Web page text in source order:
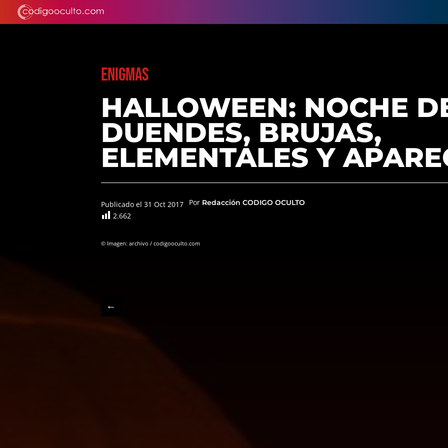
ENIGMAS
HALLOWEEN: NOCHE
DUENDES, BRUJAS,
ELEMENTALES Y
Publicado el 31 Oct 2017 Por Redacción CODIGO OCULTO
2.662
© Imagen: archivo / codigooculto.com
←